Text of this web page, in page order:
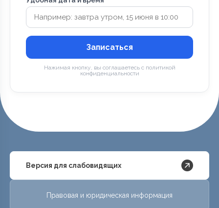
Записаться
Нажимая кнопку, вы соглашаетесь с политикой
конфиденциальности
Версия для слабовидящих
Правовая и юридическая информация